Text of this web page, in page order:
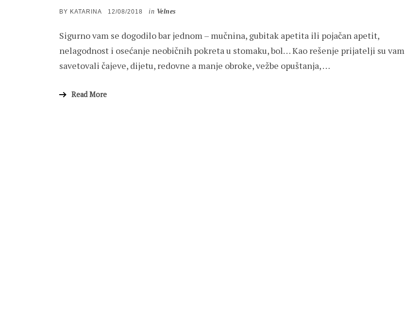
BY KATARINA
POSTED
12/08/2018 in Velnes
Sigurno vam se dogodilo bar jednom – mučnina, gubitak apetita ili pojačan apetit,
nelagodnost i osećanje neobičnih pokreta u stomaku, bol… Kao rešenje prijatelji su vam
savetovali čajeve, dijetu, redovne a manje obroke, vežbe opuštanja, …
Read More